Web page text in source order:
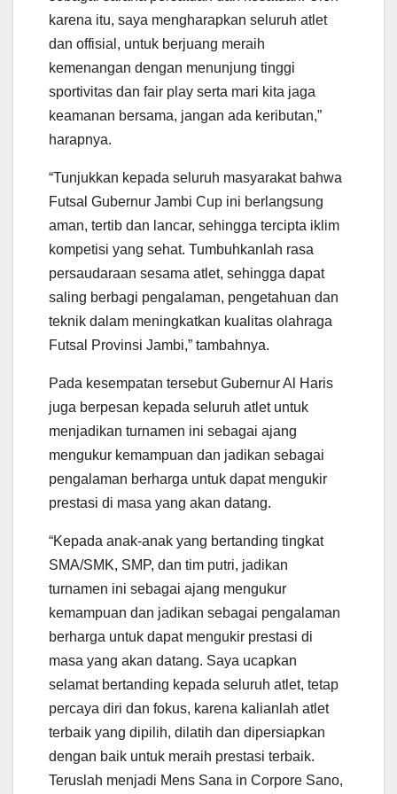
karena itu, saya mengharapkan seluruh atlet
dan offisial, untuk berjuang meraih
kemenangan dengan menunjung tinggi
sportivitas dan fair play serta mari kita jaga
keamanan bersama, jangan ada keributan,”
harapnya.
“Tunjukkan kepada seluruh masyarakat bahwa
Futsal Gubernur Jambi Cup ini berlangsung
aman, tertib dan lancar, sehingga tercipta iklim
kompetisi yang sehat. Tumbuhkanlah rasa
persaudaraan sesama atlet, sehingga dapat
saling berbagi pengalaman, pengetahuan dan
teknik dalam meningkatkan kualitas olahraga
Futsal Provinsi Jambi,” tambahnya.
Pada kesempatan tersebut Gubernur Al Haris
juga berpesan kepada seluruh atlet untuk
menjadikan turnamen ini sebagai ajang
mengukur kemampuan dan jadikan sebagai
pengalaman berharga untuk dapat mengukir
prestasi di masa yang akan datang.
“Kepada anak-anak yang bertanding tingkat
SMA/SMK, SMP, dan tim putri, jadikan
turnamen ini sebagai ajang mengukur
kemampuan dan jadikan sebagai pengalaman
berharga untuk dapat mengukir prestasi di
masa yang akan datang. Saya ucapkan
selamat bertanding kepada seluruh atlet, tetap
percaya diri dan fokus, karena kalianlah atlet
terbaik yang dipilih, dilatih dan dipersiapkan
dengan baik untuk meraih prestasi terbaik.
Teruslah menjadi Mens Sana in Corpore Sano,